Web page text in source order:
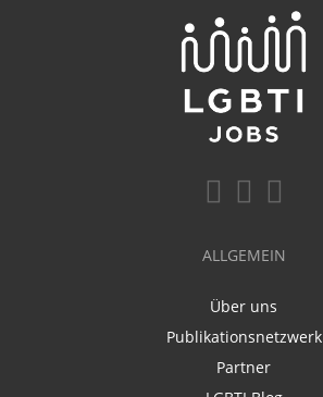
ALLGEMEIN
Über uns
Publikationsnetzwerk
Partner